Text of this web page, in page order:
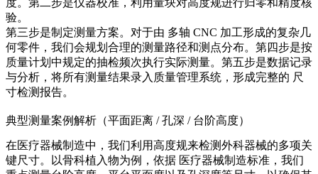
度。第二步是仪器校准，利用量块对高度规进行归零和精度核
验。
第三步是制定测量方案。对于由 多轴 CNC 加工形成的复杂几
何零件，我们会规划合理的测量路径和测点分布。第四步是按
质量计划中规定的抽检频次执行实际测量。第五步是数据记录
与分析，将所有测量结果录入质量管理系统，形成完整的 尺
寸检测报告。
典型测量案例解析（平面距离 / 孔深 / 台阶高度）
在医疗器械制造中，我们利用高度规来检测外科器械的多项关
键尺寸。以骨科植入物为例，依据 医疗器械制造标准，我们